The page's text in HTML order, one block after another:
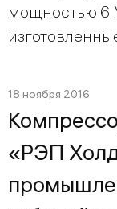
мощностью 6
18 ноября 2016
«РЭП